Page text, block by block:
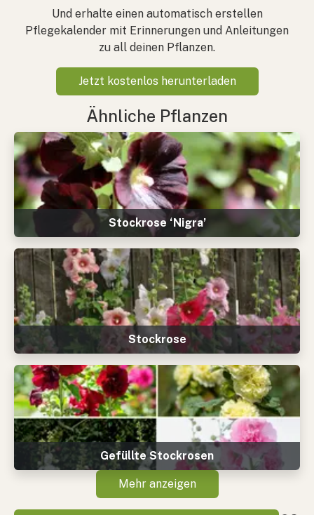
Und erhalte einen automatisch erstellen
Pflegekalender mit Erinnerungen und Anleitungen
zu all deinen Pflanzen.
Jetzt kostenlos herunterladen
Ähnliche Pflanzen
Stockrose ‘Nigra’
Stockrose
Gefüllte Stockrosen
Mehr anzeigen